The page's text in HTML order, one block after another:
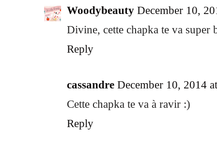
Woodybeauty December 10,
Divine, cette chapka te va super
Reply
cassandre December 10, 2014
Cette chapka te va à ravir :)
Reply